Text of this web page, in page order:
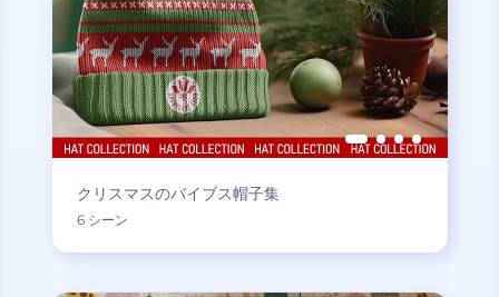
クリスマスのバイブス帽子集
6 シーン